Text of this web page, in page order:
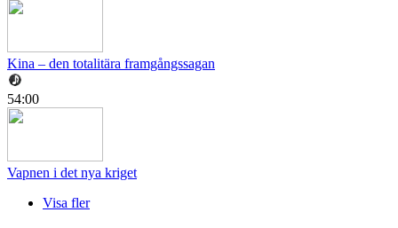
Kina – den totalitära framgångssagan
54:00
Vapnen i det nya kriget
Visa fler